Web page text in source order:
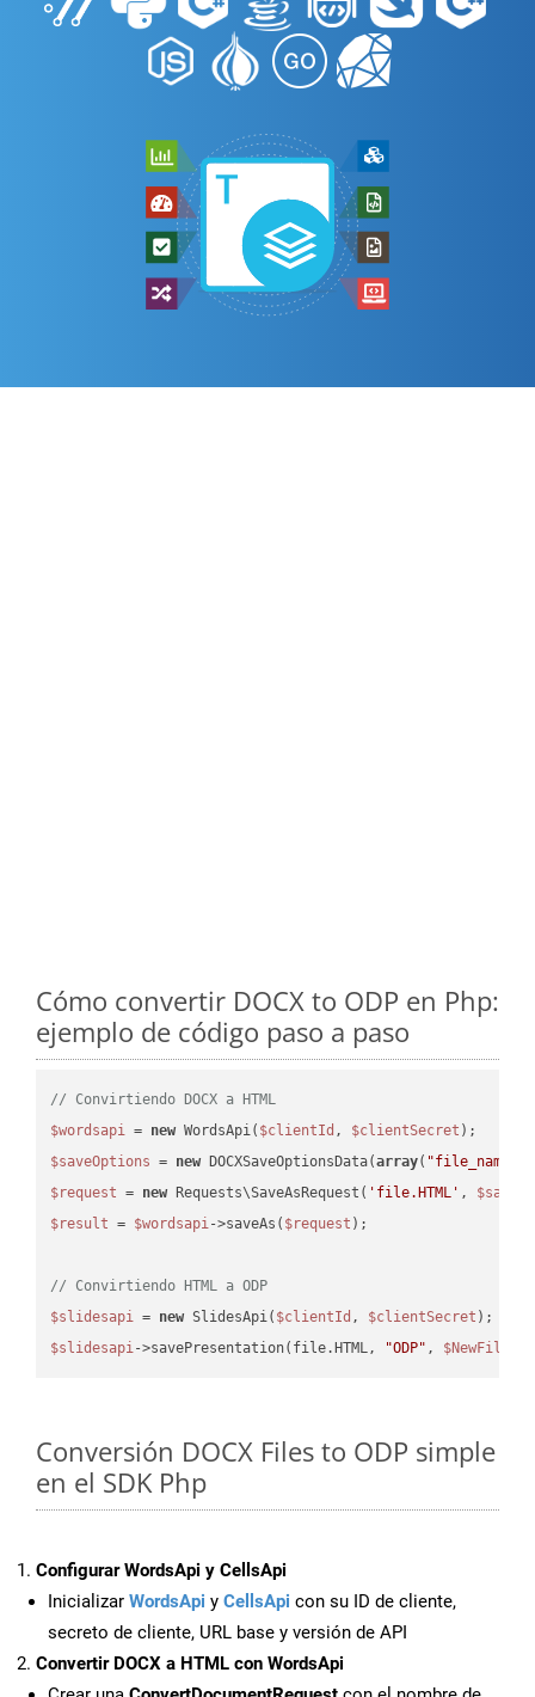
Cómo convertir DOCX to ODP en Php:
ejemplo de código paso a paso
// Convirtiendo DOCX a HTML
$wordsapi = new WordsApi( $clientId , $clientSecret
$saveOptions = new DOCXSaveOptionsData(array( "file_name"
$request = new Requests\SaveAsRequest( 'file.HTML' ,
$result = $wordsapi->saveAs( $request );
// Convirtiendo HTML a ODP
$slidesapi = new SlidesApi( $clientId , $clientSecret
$slidesapi->savePresentation(file.HTML, "ODP" , $NewFile
Conversión DOCX Files to ODP simple
en el SDK Php
Configurar WordsApi y CellsApi
Inicializar WordsApi y CellsApi con su ID de cliente,
secreto de cliente, URL base y versión de API
Convertir DOCX a HTML con WordsApi